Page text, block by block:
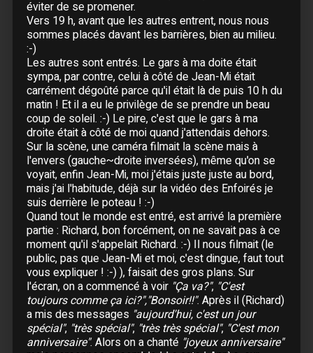
11 Octobre :Bruxelles (Belgique)- Forest
National
14 Octobre : Lyon - Halle Tony Garnier
15 Octobre :Strasbourg- Rhénus
16 Octobre : Nancy- Zénith
17 Octobre : Nancy - Zénith
20 Octobre : Rennes- Liberté
21 Octobre : Rennes- Liberté
22 Octobre : Nantes- Beaulieu
23 Octobre :Nantes- Beaulieu
24 Octobre : Nantes - Beaulieu
Novembre
04 Novembre : Bordeaux- Patinoire Mériadeck
06 Novembre :Bordeaux- Patinoire Mériadeck
07 Novembre : Bordeaux- Patinoire Mériadeck
08 Novembre : Pau
09 Novembre : Toulouse
éviter de se promener.
Vers 19 h, avant que les autres entrent, nous nous
sommes placés davant les barrières, bien au milieu.
:-)
Les autres sont entrés. Le gars à ma doite était
sympa, par contre, celui à côté de Jean-Mi était
carrément dégoûté parce qu'il était là de puis 10 h du
matin ! Et il a eu le privilège de se prendre un beau
coup de soleil. :-) Le pire, c'est que le gars à ma
droite était à côté de moi quand j'attendais dehors.
Sur la scène, une caméra filmait la scène mais à
l'envers (gauche~droite inversées), même qu'on se
voyait, enfin Jean-Mi, moi j'étais juste juste au bord,
mais j'ai l'habitude, déjà sur la vidéo des Enfoirés je
suis derrière le poteau ! :-)
Quand tout le monde est entré, est arrivé la première
partie : Richard, bon forcément, on ne savait pas à ce
moment qu'il s'appelait Richard. :-) Il nous filmait (le
public, pas que Jean-Mi et moi, c'est dingue, faut tout
vous expliquer ! :-) ), faisait des gros plans. Sur
l'écran, on a commencé à voir "Ça va?", "C'est
toujours comme ça ici?","Bonsoir!!". Après il (Richard)
a mis des messages "aujourd'hui, c'est un jour
spécial", "très spécial", "très très spécial", "C'est mon
anniversaire". Alors on a chanté "joyeux anniversaire"